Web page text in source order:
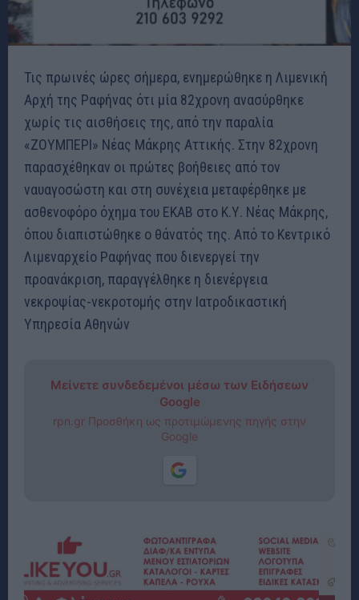
Τις πρωινές ώρες σήμερα, ενημερώθηκε η Λιμενική
Αρχή της Ραφήνας ότι μία 82χρονη ανασύρθηκε
χωρίς τις αισθήσεις της, από την παραλία
«ΖΟΥΜΠΕΡΙ» Νέας Μάκρης Αττικής. Στην 82χρονη
παρασχέθηκαν οι πρώτες βοήθειες από τον
ναυαγοσώστη και στη συνέχεια μεταφέρθηκε με
ασθενοφόρο όχημα του ΕΚΑΒ στο Κ.Υ. Νέας Μάκρης,
όπου διαπιστώθηκε ο θάνατός της. Από το Κεντρικό
Λιμεναρχείο Ραφήνας που διενεργεί την
προανάκριση, παραγγέλθηκε η διενέργεια
νεκροψίας-νεκροτομής στην Ιατροδικαστική
Υπηρεσία Αθηνών
Μείνετε συνδεδεμένοι μέσω των Ειδήσεων
Google
rpn.gr Προσθήκη ως προτιμώμενης πηγής στην
Google